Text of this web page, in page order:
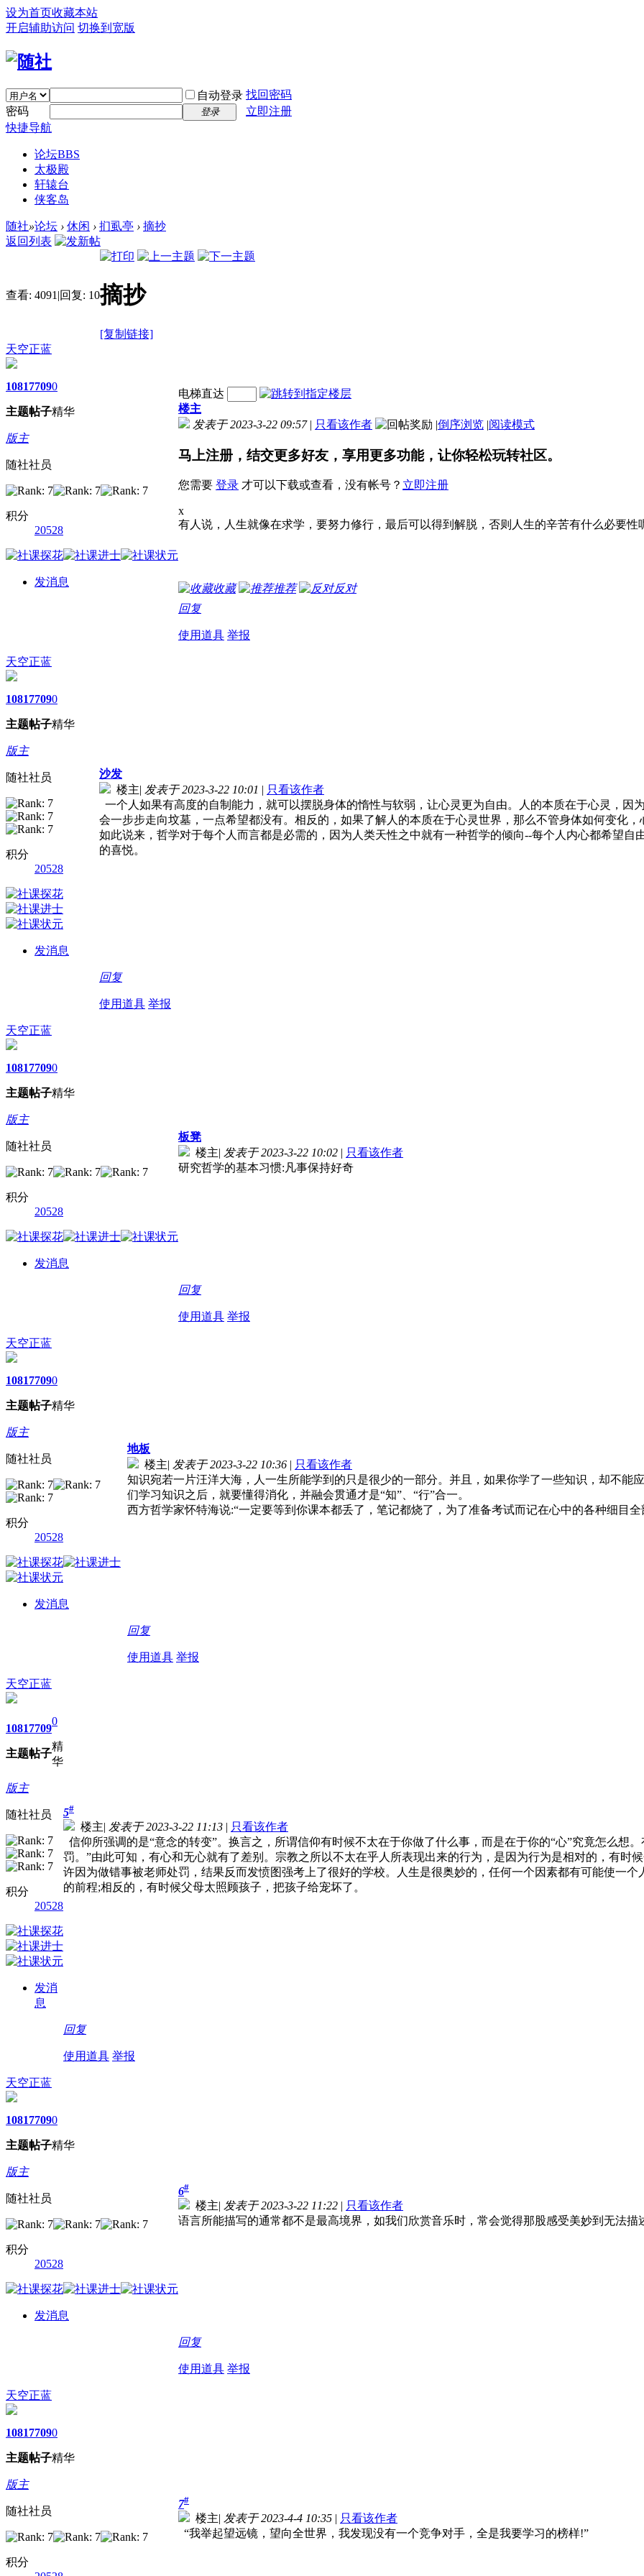
设为首页收藏本站
开启辅助访问 切换到宽版
自动登录 找回密码
密码
登录
立即注册
快捷导航
论坛BBS
太极殿
轩辕台
侠客岛
随社»论坛 › 休闲 › 扪虱亭 › 摘抄
返回列表
查看: 4091 |回复: 10摘抄
[复制链接]
天空正蓝
1081
主题
7709
帖子
0
精华
版主
随社社员
积分
20528
发消息
电梯直达
楼主
发表于 2023-3-22 09:57 | 只看该作者 |倒序浏览 |阅读模式
马上注册，结交更多好友，享用更多功能，让你轻松玩转社区。
您需要 登录 才可以下载或查看，没有帐号？ 立即注册
x
有人说，人生就像在求学，要努力修行，最后可以得到解脱，否则人生的辛苦有什么必要性
收藏 推荐
反对
回复
使用道具 举报
天空正蓝
1081
主题
7709
帖子
0
精华
版主
随社社员
积分
20528
发消息
沙发
楼主| 发表于 2023-3-22 10:01 | 只看该作者
一个人如果有高度的自制能力，就可以摆脱身体的惰性与软弱，让心灵更为自由。人的本质在于心灵，因
会一步步走向坟墓，一点希望都没有。相反的，如果了解人的本质在于心灵世界，那么不管身体如何变化
如此说来，哲学对于每个人而言都是必需的，因为人类天性之中就有一种哲学的倾向--每个人内心都希望
的喜悦。
回复
使用道具 举报
天空正蓝
1081
主题
7709
帖子
0
精华
版主
随社社员
积分
20528
发消息
板凳
楼主| 发表于 2023-3-22 10:02 | 只看该作者
研究哲学的基本习惯:凡事保持好奇
回复
使用道具 举报
天空正蓝
1081
主题
7709
帖子
0
精华
版主
随社社员
积分
20528
发消息
地板
楼主| 发表于 2023-3-22 10:36 | 只看该作者
知识宛若一片汪洋大海，人一生所能学到的只是很少的一部分。并且，如果你学了一些知识，却不能
们学习知识之后，就要懂得消化，并融会贯通才是“知”、“行”合一。
西方哲学家怀特海说:“一定要等到你课本都丢了，笔记都烧了，为了准备考试而记在心中的各种细目
回复
使用道具 举报
天空正蓝
1081
主题
7709
帖子
0
精
华
版主
随社社员
积分
20528
发消
息
5#
楼主| 发表于 2023-3-22 11:13 | 只看该作者
信仰所强调的是“意念的转变”。换言之，所谓信仰有时候不太在于你做了什么事，而是在于你的“心”究竟怎么想
罚。”由此可知，有心和无心就有了差别。宗教之所以不太在乎人所表现出来的行为，是因为行为是相对的，有时
许因为做错事被老师处罚，结果反而发愤图强考上了很好的学校。人生是很奥妙的，任何一个因素都有可能使一
的前程;相反的，有时候父母太照顾孩子，把孩子给宠坏了。
回复
使用道具 举报
天空正蓝
1081
主题
7709
帖子
0
精华
版主
随社社员
积分
20528
发消息
6#
楼主| 发表于 2023-3-22 11:22 | 只看该作者
语言所能描写的通常都不是最高境界，如我们欣赏音乐时，常会觉得那股感受美妙到无法描
回复
使用道具 举报
天空正蓝
1081
主题
7709
帖子
0
精华
版主
随社社员
积分
7#
楼主| 发表于 2023-4-4 10:35 | 只看该作者
“我举起望远镜，望向全世界，我发现没有一个竞争对手，全是我要学习的榜样!”